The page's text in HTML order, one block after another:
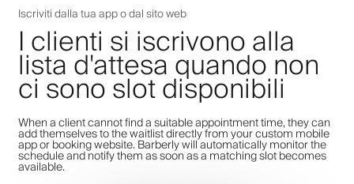
Iscriviti dalla tua app o dal sito web
I clienti si iscrivono alla
lista d'attesa quando non
ci sono slot disponibili
When a client cannot find a suitable appointment time, they can
add themselves to the waitlist directly from your custom mobile
app or booking website. Barberly will automatically monitor the
schedule and notify them as soon as a matching slot becomes
available.